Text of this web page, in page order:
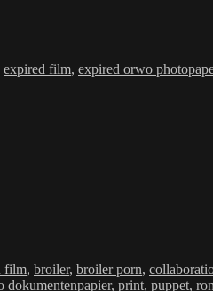
expired film, expired orwo
film, broiler, broiler porn,
dokumentenpapier, print, puppet,